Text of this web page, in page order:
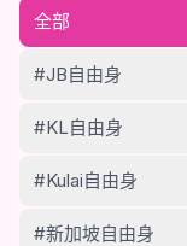
全部
#JB自由身
#KL自由身
#Kulai自由身
#新加坡自由身